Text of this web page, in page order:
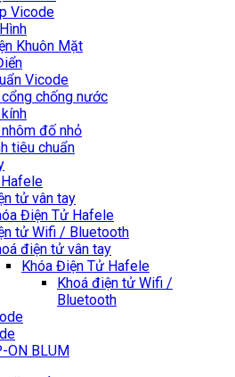
Vicode
Khuôn Mặt
Vicode
chống nước
đố nhỏ
tiêu chuẩn
tử vân tay
Điện Tử Hafele
tử Wifi / Bluetooth
điện tử vân tay
Khóa Điện Tử Hafele
Khoá điện tử Wifi /
Bluetooth
ON BLUM